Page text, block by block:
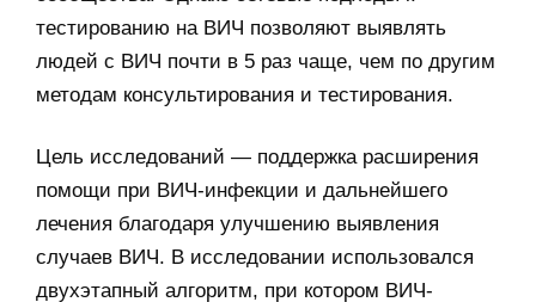
тестированию на ВИЧ позволяют выявлять
людей с ВИЧ почти в 5 раз чаще, чем по другим
методам консультирования и тестирования.
Цель исследований — поддержка расширения
помощи при ВИЧ-инфекции и дальнейшего
лечения благодаря улучшению выявления
случаев ВИЧ. В исследовании использовался
двухэтапный алгоритм, при котором ВИЧ-